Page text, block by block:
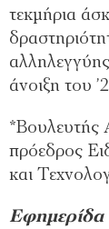
τεκµήρια
άνοιξη του
*Βουλευτής
πρόεδρος
και
Εφημερίδα